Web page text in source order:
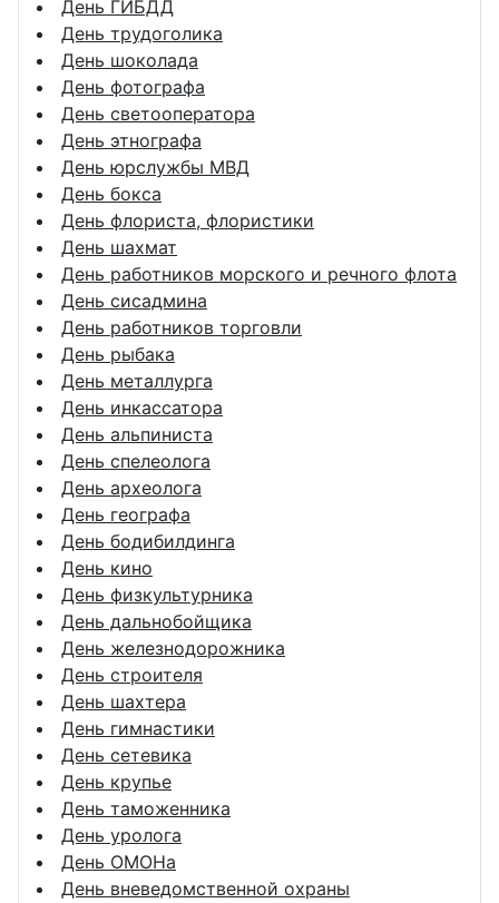
День ГИБДД
День трудоголика
День шоколада
День фотографа
День светооператора
День этнографа
День юрслужбы МВД
День бокса
День флориста, флористики
День шахмат
День работников морского и речного флота
День сисадмина
День работников торговли
День рыбака
День металлурга
День инкассатора
День альпиниста
День спелеолога
День археолога
День географа
День бодибилдинга
День кино
День физкультурника
День дальнобойщика
День железнодорожника
День строителя
День шахтера
День гимнастики
День сетевика
День крупье
День таможенника
День уролога
День ОМОНа
День вневедомственной охраны